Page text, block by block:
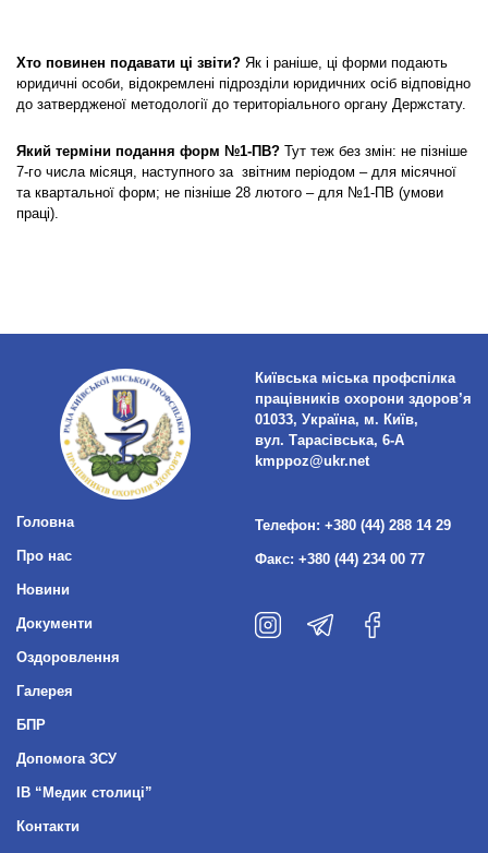
Хто повинен подавати ці звіти? Як і раніше, ці форми подають
юридичні особи, відокремлені підрозділи юридичних осіб відповідно
до затвердженої методології до територіального органу Держстату.
Який терміни подання форм №1-ПВ?
Тут теж без змін: не пізніше
7-го числа місяця, наступного за звітним періодом – для місячної
та квартальної форм; не пізніше 28 лютого – для №1-ПВ (умови
праці).
Головна
Про нас
Новини
Документи
Оздоровлення
Галерея
БПР
Допомога ЗСУ
ІВ “Медик столиці”
Контакти
Київська міська профспілка
працівників охорони здоров’я
01033, Україна, м. Київ,
вул. Тарасівська, 6-А
kmppoz@ukr.net
Телефон: +380 (44) 288 14 29
Факс: +380 (44) 234 00 77